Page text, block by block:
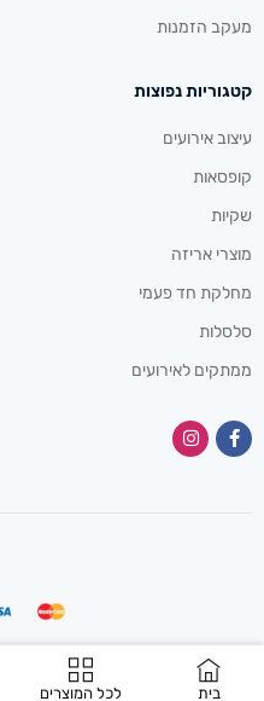
בית לכל המוצרים
מעקב הזמנות
קטגוריות נפוצות
עיצוב אירועים
קופסאות
שקיות
מוצרי אריזה
מחלקת חד פעמי
סלסלות
ממתקים לאירועים